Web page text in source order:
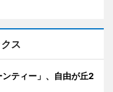
ス
ティー」、自由が丘2